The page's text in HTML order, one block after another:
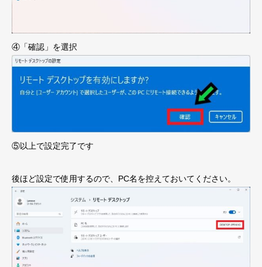
④「確認」を選択
⑤以上で設定完了です
後ほど設定で使用するので、PC名を控えておいてください。